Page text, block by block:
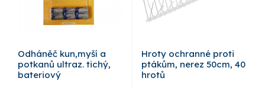
Odháněč kun,myší a
potkanů ultraz. tichý,
bateriový
Hroty ochranné proti
ptákům, nerez 50cm, 40
hrotů